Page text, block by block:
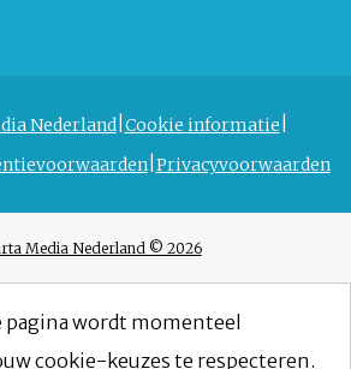
Nederland Cookie informatie
Privacyvoorwaarden
Media Nederland © 2026
pagina wordt momenteel
cookie-keuzes te respecteren.